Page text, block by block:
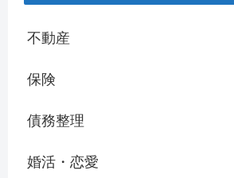
不動産
保険
債務整理
婚活・恋愛